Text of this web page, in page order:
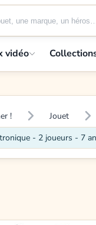
vidéo
! Jouet
- 2 joueurs - 7